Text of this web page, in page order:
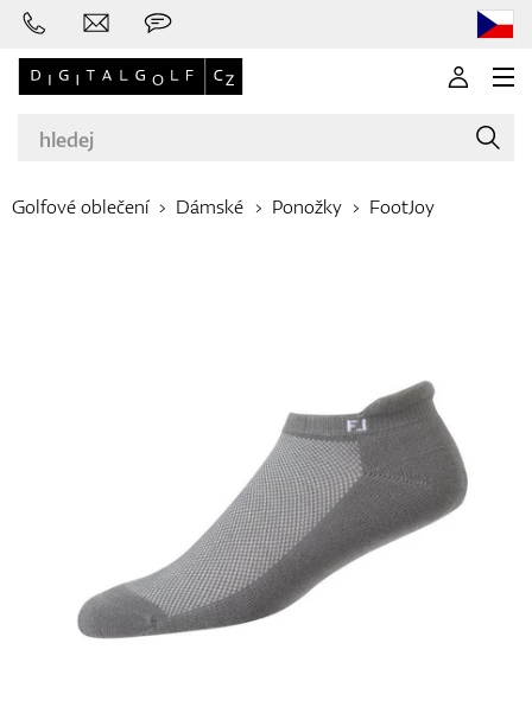
Oblečení
Boty
Golfové oblečení Dámské Ponožky FootJoy